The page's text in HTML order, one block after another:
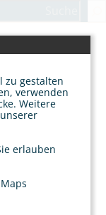
zu gestalten
verwenden
Weitere
erlauben